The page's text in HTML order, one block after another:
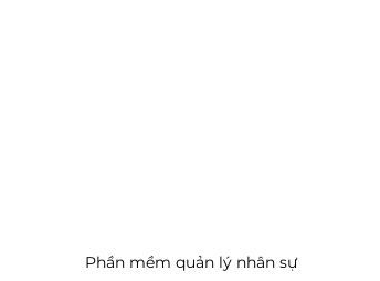
Phần mềm quản lý nhân sự